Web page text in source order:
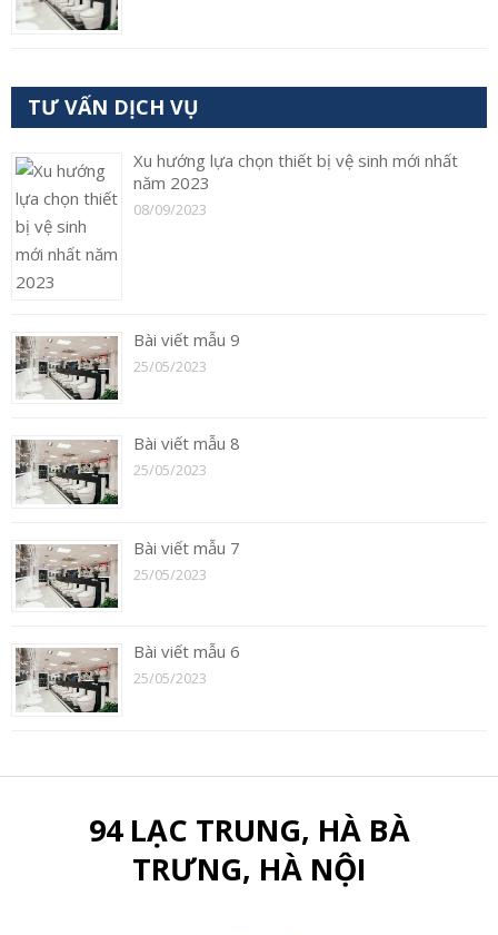
TƯ VẤN DỊCH VỤ
Xu hướng lựa chọn thiết bị vệ sinh mới nhất
năm 2023
08/09/2023
Bài viết mẫu 9
25/05/2023
Bài viết mẫu 8
25/05/2023
Bài viết mẫu 7
25/05/2023
Bài viết mẫu 6
25/05/2023
94 LẠC TRUNG, HÀ BÀ
TRƯNG, HÀ NỘI